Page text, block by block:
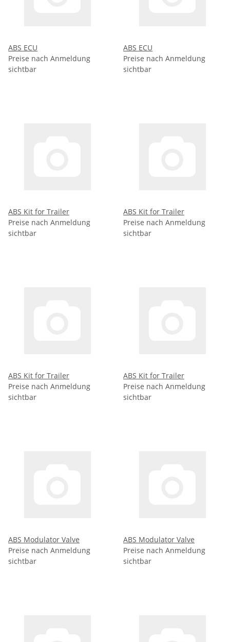
ABS ECU
Preise nach Anmeldung
sichtbar
ABS ECU
Preise nach Anmeldung
sichtbar
ABS Kit for Trailer
Preise nach Anmeldung
sichtbar
ABS Kit for Trailer
Preise nach Anmeldung
sichtbar
ABS Kit for Trailer
Preise nach Anmeldung
sichtbar
ABS Kit for Trailer
Preise nach Anmeldung
sichtbar
ABS Modulator Valve
Preise nach Anmeldung
sichtbar
ABS Modulator Valve
Preise nach Anmeldung
sichtbar